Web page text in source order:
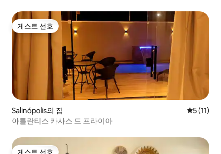
게스트 선호
게스트 선호
Salinópolis의 집 평점 5점
5 (11)
아틀란티스 카사스 드 프라이아
게스트 선호